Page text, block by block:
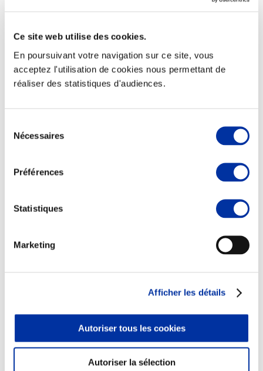
Ce site web utilise des cookies.
En poursuivant votre navigation sur ce site, vous
acceptez l'utilisation de cookies nous permettant de
réaliser des statistiques d'audiences.
Nécessaires
Préférences
Statistiques
Marketing
Afficher les détails
Autoriser tous les cookies
Autoriser la sélection
Transport – mise en marché
Abattoir
Viandes et santé
Juste rémunération et attractivité des métiers
Sources d’information
Accords